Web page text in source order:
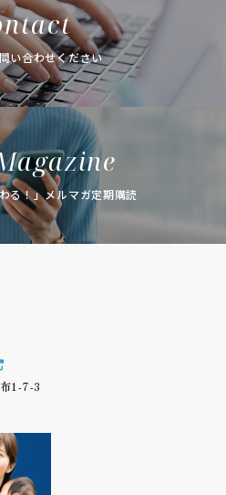
い合わせください
る！」メルマガ定期購読
1-7-3